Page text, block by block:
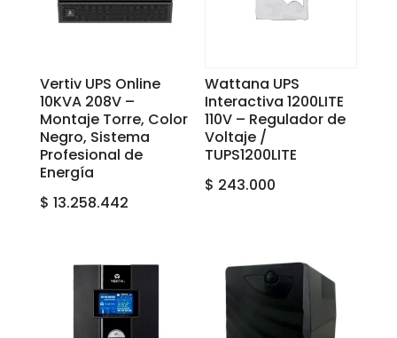
Vertiv UPS Online
10KVA 208V –
Montaje Torre, Color
Negro, Sistema
Profesional de
Energía
$ 13.258.442
Wattana UPS
Interactiva 1200LITE
110V – Regulador de
Voltaje /
TUPS1200LITE
$ 243.000